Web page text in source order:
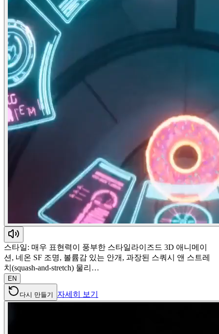
스타일: 매우 표현력이 풍부한 스타일라이즈드 3D 애니메이
션, 네온 SF 조명, 볼륨감 있는 안개, 과장된 스쿼시 앤 스트레
치(squash-and-stretch) 물리…
EN
다시 만들기 자세히 보기